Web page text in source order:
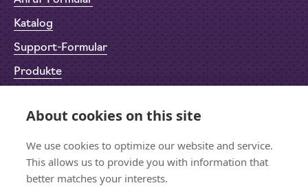
Katalog
Support-Formular
Produkte
Datenschutz
Impressum
About cookies on this site
We use cookies to optimize our website and service.
This allows us to provide you with information that
better matches your interests.